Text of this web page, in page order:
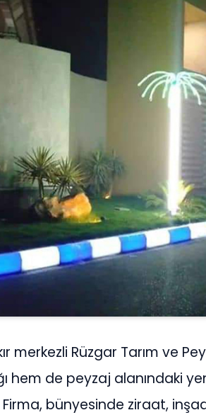
merkezli Rüzgar Tarım ve
hem de peyzaj alanındaki
bünyesinde ziraat,